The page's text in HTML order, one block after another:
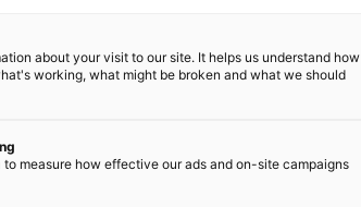
ADRESSE E-MAIL*
A85.
desservie par la
Angers à Poitiers, située
Loudun/Poitiers
de la zone de Méron.
about your visit to our site. It helps us understand how
working, what might be broken and what we should
to measure how effective our ads and on-site campaigns